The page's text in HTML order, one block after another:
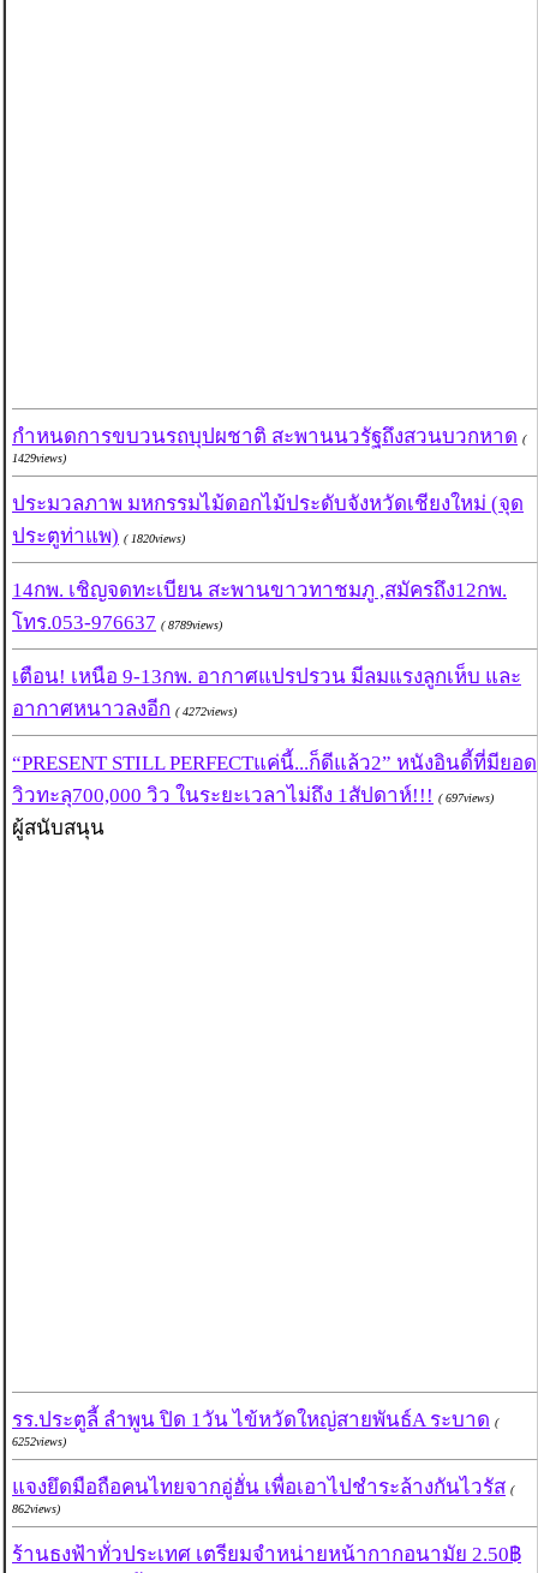
กำหนดการขบวนรถบุปผชาติ สะพานนวรัฐถึงสวนบวกหาด (
1429views)
ประมวลภาพ มหกรรมไม้ดอกไม้ประดับจังหวัดเชียงใหม่ (จุด
ประตูท่าแพ) ( 1820views)
14กพ. เชิญจดทะเบียน สะพานขาวทาชมภู ,สมัครถึง12กพ.
โทร.053-976637 ( 8789views)
เตือน! เหนือ 9-13กพ. อากาศแปรปรวน มีลมแรงลูกเห็บ และ
อากาศหนาวลงอีก ( 4272views)
“PRESENT STILL PERFECTแค่นี้...ก็ดีแล้ว2” หนังอินดี้ที่มียอด
วิวทะลุ700,000 วิว ในระยะเวลาไม่ถึง 1สัปดาห์!!! ( 697views)
ผู้สนับสนุน
รร.ประตูลี้ ลำพูน ปิด 1วัน ไข้หวัดใหญ่สายพันธ์A ระบาด (
6252views)
แจงยึดมือถือคนไทยจากอู่ฮั่น เพื่อเอาไปชำระล้างกันไวรัส (
862views)
ร้านธงฟ้าทั่วประเทศ เตรียมจำหน่ายหน้ากากอนามัย 2.50฿